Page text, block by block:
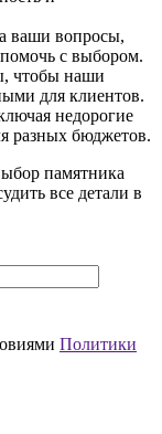
ваши вопросы,
с выбором.
чтобы наши
для клиентов.
недорогие
разных бюджетов.
памятника
все детали в
Политики